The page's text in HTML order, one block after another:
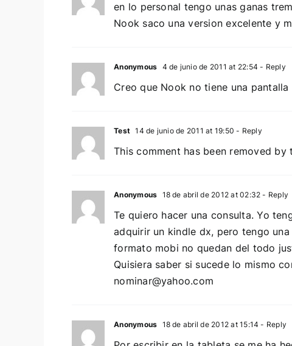
en lo personal tengo unas ganas
Nook saco una version excelente y
Anonymous 4 de junio de 2011 at 22:54 - Reply
Creo que Nook no tiene una
Test 14 de junio de 2011 at 19:50 - Reply
This comment has been removed by
Anonymous 18 de abril de 2012 at 02:32 - Reply
Te quiero hacer una consulta. Yo
adquirir un kindle dx, pero tengo
formato mobi no quedan del todo
Quisiera saber si sucede lo mismo
nominar@yahoo.com
Anonymous 18 de abril de 2012 at 15:14 - Reply